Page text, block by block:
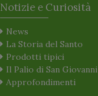
Notizie e Curiosità
News
La Storia del Santo
Prodotti tipici
Il Palio di San Giovanni
Approfondimenti